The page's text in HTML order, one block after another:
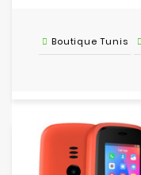
Boutique Tunis